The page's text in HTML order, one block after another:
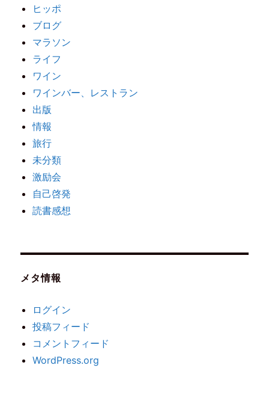
ヒッポ
ブログ
マラソン
ライフ
ワイン
ワインバー、レストラン
出版
情報
旅行
未分類
激励会
自己啓発
読書感想
メタ情報
ログイン
投稿フィード
コメントフィード
WordPress.org